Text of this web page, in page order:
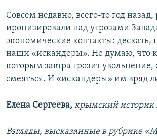
Совсем недавно, всего-то год назад,
иронизировали над угрозами
экономические контакты: дескать,
наши «искандеры». Не думаю, что
которым завтра грозит увольнение,
смеяться. И «искандеры» им вряд
Елена Сергеева, крымский историк
Взгляды, высказанные в рубрике